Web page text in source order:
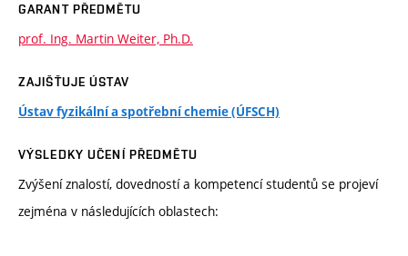
GARANT PŘEDMĚTU
prof. Ing. Martin Weiter, Ph.D.
ZAJIŠŤUJE ÚSTAV
Ústav fyzikální a spotřební chemie (ÚFSCH)
VÝSLEDKY UČENÍ PŘEDMĚTU
Zvýšení znalostí, dovedností a kompetencí studentů se projeví
zejména v následujících oblastech: